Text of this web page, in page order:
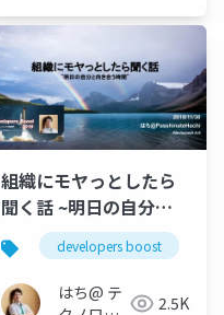
「Newbee」
キャリア戦略 aws
組織にモヤっとしたら
聞く話 ~明日の自分と
向き合う時間~
developers boost
はち@ テ
2.5K